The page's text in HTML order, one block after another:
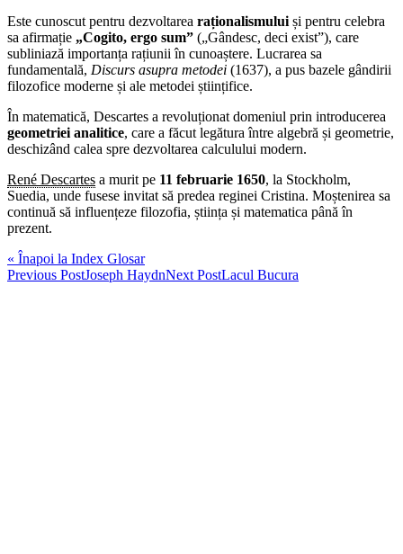
Este cunoscut pentru dezvoltarea raționalismului și pentru celebra
sa afirmație „Cogito, ergo sum” („Gândesc, deci exist”), care
subliniază importanța rațiunii în cunoaștere. Lucrarea sa
fundamentală, Discurs asupra metodei (1637), a pus bazele gândirii
filozofice moderne și ale metodei științifice.
În matematică, Descartes a revoluționat domeniul prin introducerea
geometriei analitice, care a făcut legătura între algebră și geometrie,
deschizând calea spre dezvoltarea calculului modern.
René Descartes a murit pe 11 februarie 1650, la Stockholm,
Suedia, unde fusese invitat să predea reginei Cristina. Moștenirea sa
continuă să influențeze filozofia, știința și matematica până în
prezent.
« Înapoi la Index Glosar
Post
Previous PostJoseph HaydnNext PostLacul Bucura